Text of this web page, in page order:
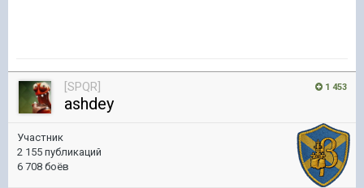
1 453
[SPQR]
ashdey
Участник
2 155 публикаций
6 708 боёв